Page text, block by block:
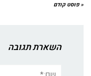
« פוסט קודם
השארת תגובה